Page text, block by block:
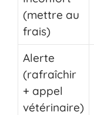
(mettre au
frais)
Alerte
(rafraîchir
+ appel
vétérinaire)